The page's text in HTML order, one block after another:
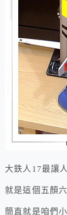
大鉄人17最讓
就是這個五顏
簡直就是咱們